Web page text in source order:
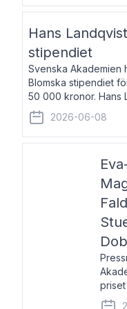
Hans
stipendiet
Svenska Akademien
Blomska stipendiet
50 000 kronor. Hans
professor i svenska
disputerade år 2000
2026-06-08